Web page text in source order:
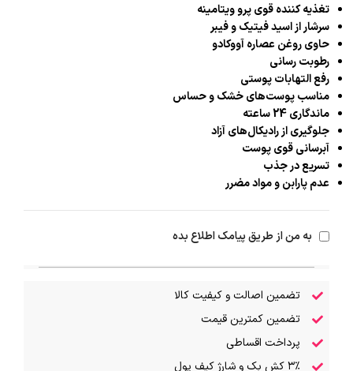
تغذیه کننده قوی پرو ویتامینه
سرشار از اسید فیتیک و فیبر
حاوی روغن عصاره آووکادو
رطوبت رسانی
رفع التهابات پوستی
مناسب پوست‌های خشک و حساس
ماندگاری 24 ساعته
جلوگیری از رادیکال‌های آزاد
آبرسانی قوی پوست
تسریع در جذب
عدم پارابن و مواد مضرر
به من از طریق پیامک اطلاع بده
تضمین اصالت و کیفیت کالا
تضمین کمترین قیمت
پرداخت اقساطی
۳٪ کش بک و شارژ کیف پول